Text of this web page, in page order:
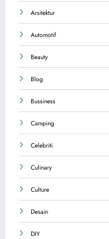
Arsitektur
Automotif
Beauty
Blog
Bussiness
Camping
Celebriti
Culinary
Culture
Desain
DIY